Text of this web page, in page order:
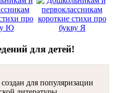
для детей!
для популяризации